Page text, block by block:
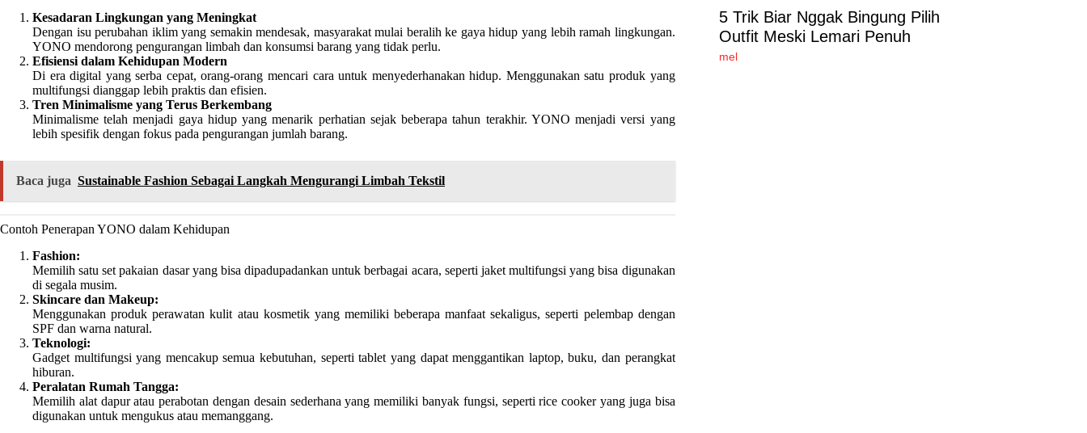
Kesadaran Lingkungan yang Meningkat
Dengan isu perubahan iklim yang semakin mendesak, masyarakat mulai beralih ke gaya hidup yang lebih ramah lingkungan.
YONO mendorong pengurangan limbah dan konsumsi barang yang tidak perlu.
Efisiensi dalam Kehidupan Modern
Di era digital yang serba cepat, orang-orang mencari cara untuk menyederhanakan hidup. Menggunakan satu produk yang
multifungsi dianggap lebih praktis dan efisien.
Tren Minimalisme yang Terus Berkembang
Minimalisme telah menjadi gaya hidup yang menarik perhatian sejak beberapa tahun terakhir. YONO menjadi versi yang
lebih spesifik dengan fokus pada pengurangan jumlah barang.
Baca juga Sustainable Fashion Sebagai Langkah Mengurangi Limbah Tekstil
Contoh Penerapan YONO dalam Kehidupan
Fashion:
Memilih satu set pakaian dasar yang bisa dipadupadankan untuk berbagai acara, seperti jaket multifungsi yang bisa digunakan
di segala musim.
Skincare dan Makeup:
Menggunakan produk perawatan kulit atau kosmetik yang memiliki beberapa manfaat sekaligus, seperti pelembap dengan
SPF dan warna natural.
Teknologi:
Gadget multifungsi yang mencakup semua kebutuhan, seperti tablet yang dapat menggantikan laptop, buku, dan perangkat
hiburan.
Peralatan Rumah Tangga:
Memilih alat dapur atau perabotan dengan desain sederhana yang memiliki banyak fungsi, seperti rice cooker yang juga bisa
digunakan untuk mengukus atau memanggang.
5 Trik Biar Nggak Bingung Pilih
Outfit Meski Lemari Penuh
mel